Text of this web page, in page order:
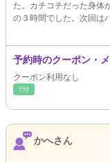
た。カチコチだった身体
の３時間でした。次回は
予約時のクーポン・
クーポン利用なし
ﾘﾗｸ
かへさん